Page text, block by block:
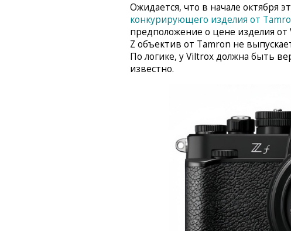
Ожидается, что в начале октября
конкурирующего изделия от
предположение о цене изделия
Z объектив от Tamron не
По логике, у Viltrox должна быть
известно.